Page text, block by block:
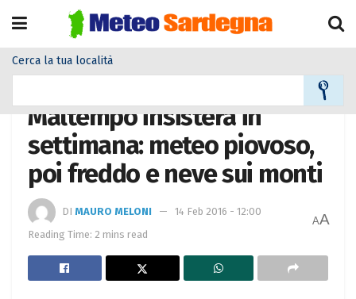
Cerca la tua località
Maltempo insisterà in
settimana: meteo piovoso,
poi freddo e neve sui monti
DI MAURO MELONI
14 Feb 2016 - 12:00
Reading Time: 2 mins read
AA